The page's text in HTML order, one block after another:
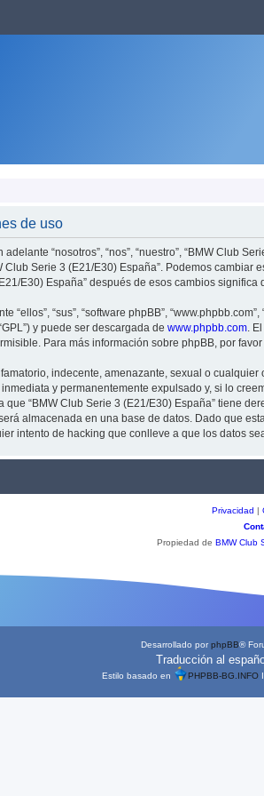
de uso
“nosotros”, “nos”, “nuestro”, “BMW Club
Serie 3 (E21/E30) España”. Podemos
E30) España” después de esos cambios
“sus”, “software phpBB”,
y puede ser descargada de www.phpbb.com.
Para más información sobre phpBB, por
indecente, amenazante, sexual o
y permanentemente expulsado y, si lo
“BMW Club Serie 3 (E21/E30) España” tiene
almacenada en una base de datos. Dado que
intento de hacking que conlleve a que los datos
Privacidad |
Propiedad de BMW Club
Desarrollado porphpBB®
Traducción al
Estilo basado en PHPBB-BG.INFO